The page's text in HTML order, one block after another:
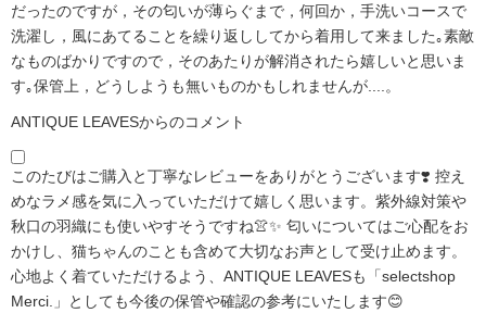
だったのですが，その匂いが薄らぐまで，何回か，手洗いコースで
洗濯し，風にあてることを繰り返ししてから着用して来ました｡素敵
なものばかりですので，そのあたりが解消されたら嬉しいと思いま
す｡保管上，どうしようも無いものかもしれませんが....。
ANTIQUE LEAVESからのコメント
このたびはご購入と丁寧なレビューをありがとうございます❣️ 控え
めなラメ感を気に入っていただけて嬉しく思います。紫外線対策や
秋口の羽織にも使いやすそうですね👚✨ 匂いについてはご心配をお
かけし、猫ちゃんのことも含めて大切なお声として受け止めます。
心地よく着ていただけるよう、ANTIQUE LEAVESも「selectshop
Merci.」としても今後の保管や確認の参考にいたします😊